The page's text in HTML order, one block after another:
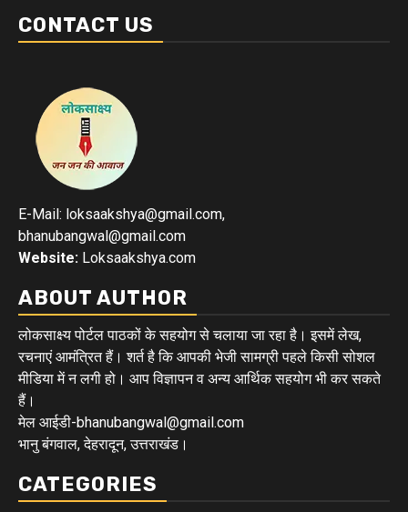
CONTACT US
E-Mail: loksaakshya@gmail.com,
bhanubangwal@gmail.com
Website: Loksaakshya.com
ABOUT AUTHOR
लोकसाक्ष्य पोर्टल पाठकों के सहयोग से चलाया जा रहा है। इसमें लेख,
रचनाएं आमंत्रित हैं। शर्त है कि आपकी भेजी सामग्री पहले किसी सोशल
मीडिया में न लगी हो। आप विज्ञापन व अन्य आर्थिक सहयोग भी कर सकते
हैं।
मेल आईडी-bhanubangwal@gmail.com
भानु बंगवाल, देहरादून, उत्तराखंड।
CATEGORIES